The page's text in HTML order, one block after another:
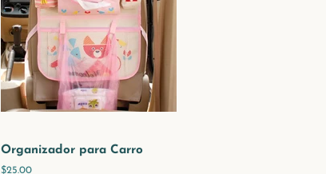
Organizador para Carro
Precio
$25.00